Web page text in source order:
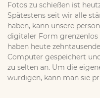
Fotos zu schießen ist
Spätestens seit wir alle
haben, kann unsere
digitaler Form grenzenlos
haben heute
Computer gespeichert
zu selten an. Um die
würdigen, kann man sie